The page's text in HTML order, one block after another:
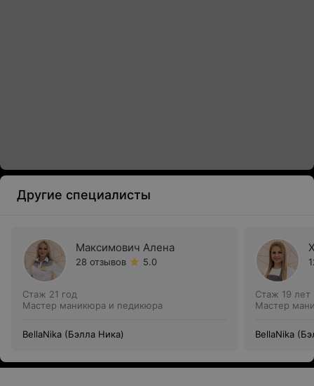
Другие специалисты
Максимович Алена
28 отзывов 5.0
Стаж 21 год
Мастер маникюра и педикюра
BellaNika (Бэлла Ника)
Стаж 19 лет
Мастер
BellaNika